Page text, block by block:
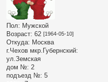
Пол: Мужской
Возраст: 62 [1964-05-10]
Откуда: Москва
г.Чехов мкр.Губернский:
ул.Земская
дом №: 2
подъезд №: 5